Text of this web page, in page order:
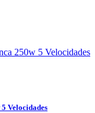
Velocidades